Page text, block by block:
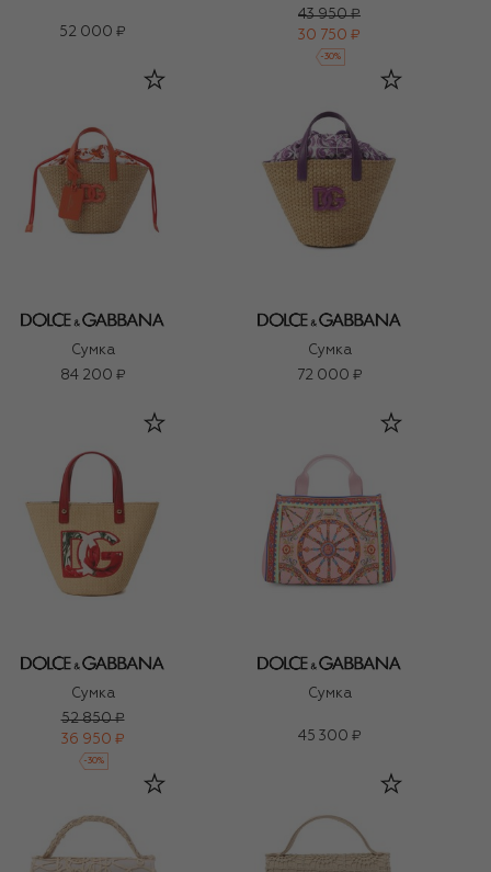
52 000 ₽
43 950 ₽
30 750 ₽
-30%
Сумка
84 200 ₽
Сумка
72 000 ₽
Сумка
52 850 ₽
36 950 ₽
-30%
Сумка
45 300 ₽